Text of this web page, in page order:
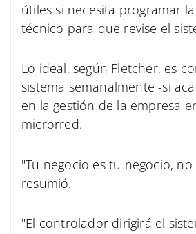
útiles si necesita programar
técnico para que revise el
Lo ideal, según Fletcher, es
sistema semanalmente -si
en la gestión de la empresa
microrred.
"Tu negocio es tu negocio,
resumió.
"El controlador dirigirá el